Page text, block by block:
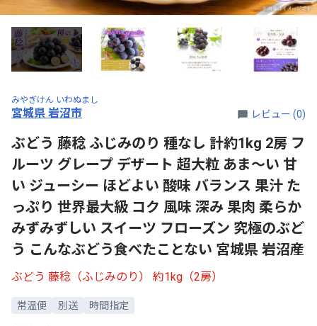
みやぎけん いわぬまし
宮城県 岩沼市 レビュー (0)
ぶどう 藤稔 ふじみのり 種なし 計約1kg 2房 フ
ルーツ グレープ デザート 超大粒 あま～い 甘
い ジューシー ほどよい 酸味 バランス 果汁 た
っぷり 世界最大級 コク 風味 深み 果肉 柔らか
みずみずしい スイーツ フローズン 究極のぶど
う こんなぶどう食べたことない 宮城県 岩沼産
ぶどう 藤稔（ふじみのり） 約1kg（2房）
常温便 別送 時間指定